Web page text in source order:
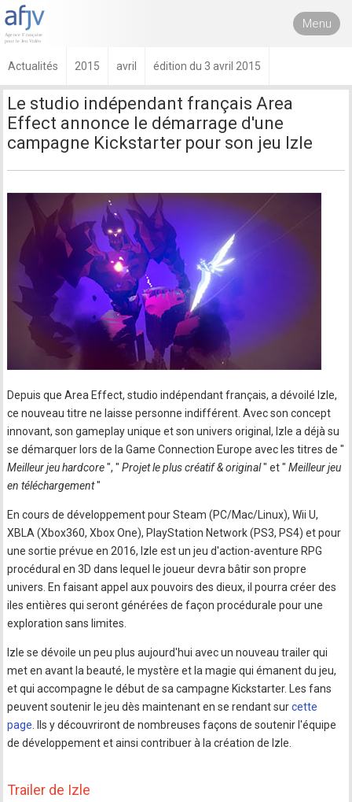
Menu
Actualités 2015 avril édition du 3 avril 2015
Le studio indépendant français Area
Effect annonce le démarrage d'une
campagne Kickstarter pour son jeu Izle
Depuis que Area Effect, studio indépendant français, a dévoilé Izle,
ce nouveau titre ne laisse personne indifférent. Avec son concept
innovant, son gameplay unique et son univers original, Izle a déjà su
se démarquer lors de la Game Connection Europe avec les titres de "
Meilleur jeu hardcore", " Projet le plus créatif & original" et " Meilleur jeu
en téléchargement"
En cours de développement pour Steam (PC/Mac/Linux), Wii U,
XBLA (Xbox360, Xbox One), PlayStation Network (PS3, PS4) et pour
une sortie prévue en 2016, Izle est un jeu d'action-aventure RPG
procédural en 3D dans lequel le joueur devra bâtir son propre
univers. En faisant appel aux pouvoirs des dieux, il pourra créer des
iles entières qui seront générées de façon procédurale pour une
exploration sans limites.
Izle se dévoile un peu plus aujourd'hui avec un nouveau trailer qui
met en avant la beauté, le mystère et la magie qui émanent du jeu,
et qui accompagne le début de sa campagne Kickstarter. Les fans
peuvent soutenir le jeu dès maintenant en se rendant surcette
page . Ils y découvriront de nombreuses façons de soutenir l'équipe
de développement et ainsi contribuer à la création de Izle.
Trailer de Izle